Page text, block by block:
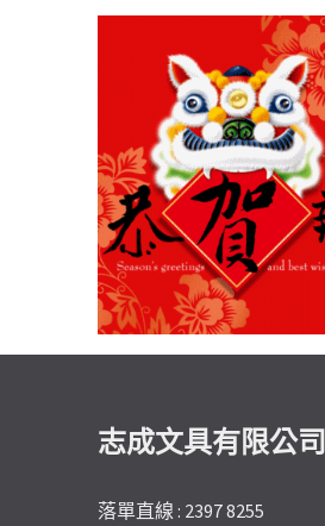
志成文具有限公司
落單直線 : 2397 8255